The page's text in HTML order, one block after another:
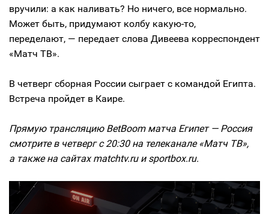
вручили: а как наливать? Но ничего, все нормально.
Может быть, придумают колбу какую-то,
переделают, — передает слова Дивеева корреспондент
«Матч ТВ».
В четверг сборная России сыграет с командой Египта.
Встреча пройдет в Каире.
Прямую трансляцию BetBoom матча Египет — Россия
смотрите в четверг с 20:30 на телеканале «Матч ТВ»,
а также на сайтах matchtv.ru и sportbox.ru.